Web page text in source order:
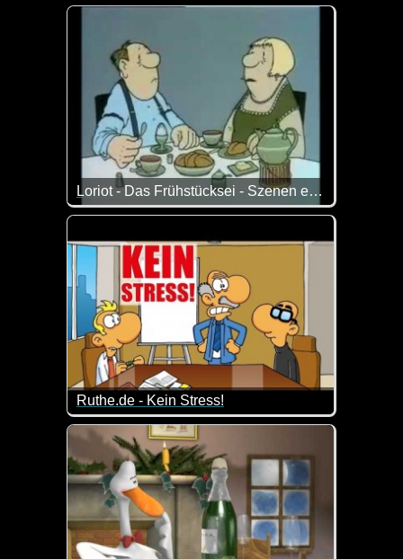
Simon's Cat will seinem Herrchen ganz
Loriot - Das Frühstücksei - Szenen einer Ehe
Zum Tag der Welttag der Ehe passt dieser
Ruthe.de - Kein Stress!
In jeder Firma gibt es unterschiedliche